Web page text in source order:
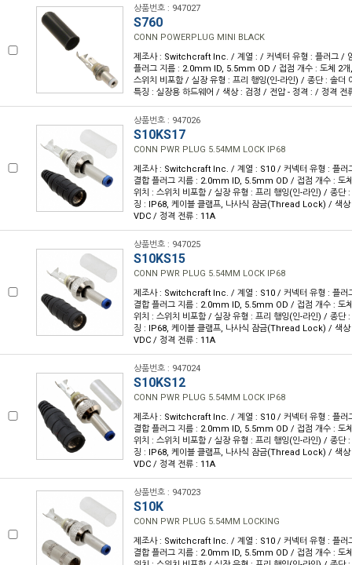
상품번호 : 947027
S760
CONN POWERPLUG MINI BLACK
제조사 : Switchcraft Inc. / 계열 : / 커넥터 유형 : 플러그 /
플러그 지름 : 2.0mm ID, 5.5mm OD / 접점 개수 : 도체 2개
스위치 비포함 / 실장 유형 : 프리 행잉(인-라인) / 종단 : 솔더
특징 : 실장용 하드웨어 / 색상 : 검정 / 전압 - 정격 : / 정격 전
상품번호 : 947026
S10KS17
CONN PWR PLUG 5.54MM LOCK IP68
제조사 : Switchcraft Inc. / 계열 : S10 / 커넥터 유형 : 플
결합 플러그 지름 : 2.0mm ID, 5.5mm OD / 접점 개수 : 도
위치 : 스위치 비포함 / 실장 유형 : 프리 행잉(인-라인) / 종단
징 : IP68, 케이블 클램프, 나사식 잠금(Thread Lock) / 색
VDC / 정격 전류 : 11A
상품번호 : 947025
S10KS15
CONN PWR PLUG 5.54MM LOCK IP68
제조사 : Switchcraft Inc. / 계열 : S10 / 커넥터 유형 : 플
결합 플러그 지름 : 2.0mm ID, 5.5mm OD / 접점 개수 : 도
위치 : 스위치 비포함 / 실장 유형 : 프리 행잉(인-라인) / 종단
징 : IP68, 케이블 클램프, 나사식 잠금(Thread Lock) / 색
VDC / 정격 전류 : 11A
상품번호 : 947024
S10KS12
CONN PWR PLUG 5.54MM LOCK IP68
제조사 : Switchcraft Inc. / 계열 : S10 / 커넥터 유형 : 플
결합 플러그 지름 : 2.0mm ID, 5.5mm OD / 접점 개수 : 도
위치 : 스위치 비포함 / 실장 유형 : 프리 행잉(인-라인) / 종단
징 : IP68, 케이블 클램프, 나사식 잠금(Thread Lock) / 색
VDC / 정격 전류 : 11A
상품번호 : 947023
S10K
CONN PWR PLUG 5.54MM LOCKING
제조사 : Switchcraft Inc. / 계열 : S10 / 커넥터 유형 : 플
결합 플러그 지름 : 2.0mm ID, 5.5mm OD / 접점 개수 : 도